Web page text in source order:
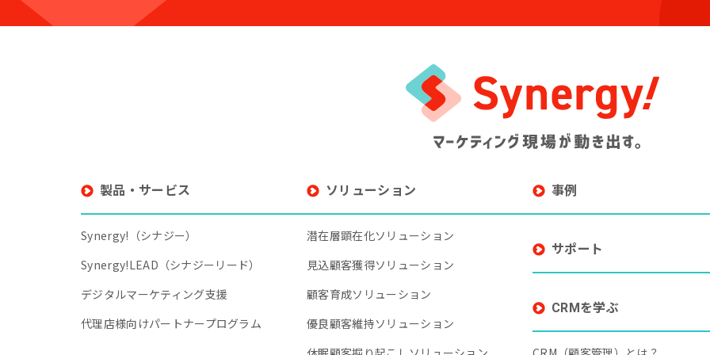
製品・サービス
Synergy!（シナジー）
Synergy!LEAD（シナジーリード）
デジタルマーケティング支援
代理店様向けパートナープログラム
ソリューション
潜在層顕在化ソリューション
見込顧客獲得ソリューション
顧客育成ソリューション
優良顧客維持ソリューション
事例
サポート
CRMを学ぶ